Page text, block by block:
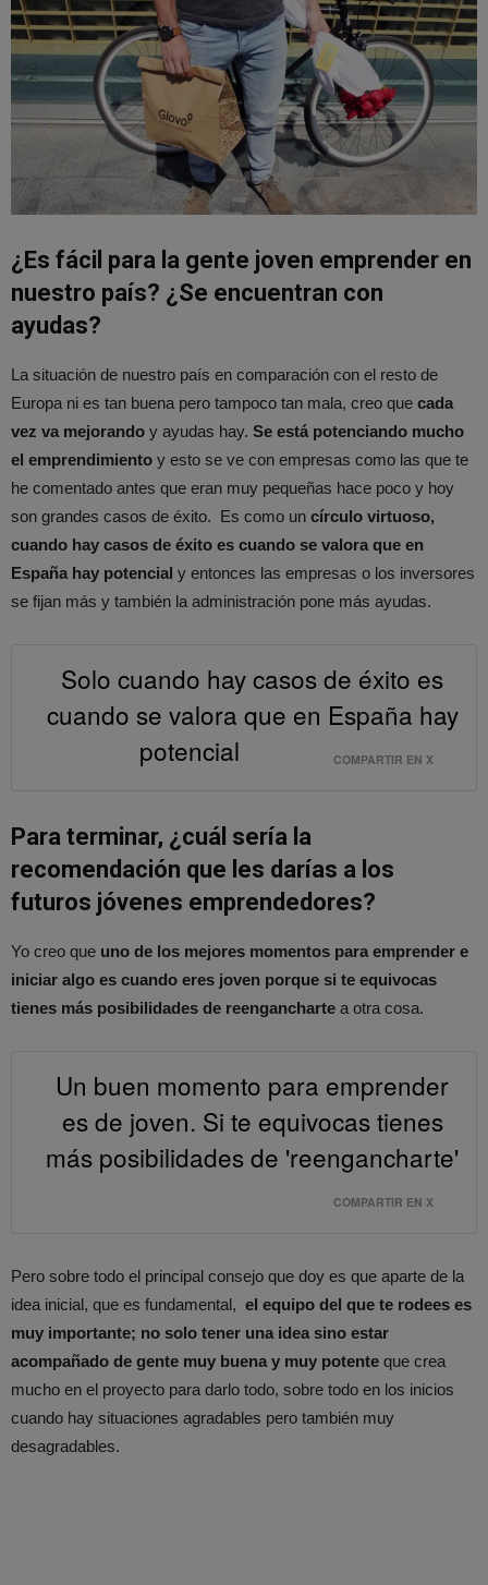
¿Es fácil para la gente joven emprender en
nuestro país? ¿Se encuentran con
ayudas?
La situación de nuestro país en comparación con el resto de
Europa ni es tan buena pero tampoco tan mala, creo que cada
vez va mejorando y ayudas hay. Se está potenciando mucho
el emprendimiento y esto se ve con empresas como las que te
he comentado antes que eran muy pequeñas hace poco y hoy
son grandes casos de éxito. Es como un círculo virtuoso,
cuando hay casos de éxito es cuando se valora que en
España hay potencial y entonces las empresas o los inversores
se fijan más y también la administración pone más ayudas.
Solo cuando hay casos de éxito es
cuando se valora que en España hay
potencial
COMPARTIR EN X
Para terminar, ¿cuál sería la
recomendación que les darías a los
futuros jóvenes emprendedores?
Yo creo que uno de los mejores momentos para emprender e
iniciar algo es cuando eres joven porque si te equivocas
tienes más posibilidades de reengancharte a otra cosa.
Un buen momento para emprender
es de joven. Si te equivocas tienes
más posibilidades de 'reengancharte'
COMPARTIR EN X
Pero sobre todo el principal consejo que doy es que aparte de la
idea inicial, que es fundamental, el equipo del que te rodees es
muy importante; no solo tener una idea sino estar
acompañado de gente muy buena y muy potente que crea
mucho en el proyecto para darlo todo, sobre todo en los inicios
cuando hay situaciones agradables pero también muy
desagradables.